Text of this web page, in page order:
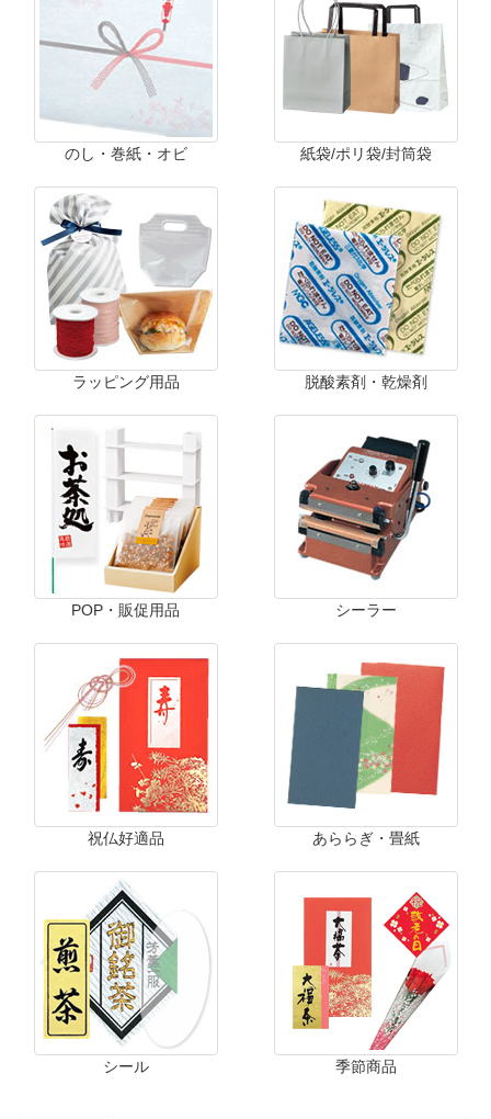
のし・巻紙・オビ 紙袋/ポリ袋/封筒袋
ラッピング用品 脱酸素剤・乾燥剤
POP・販促用品 シーラー
祝仏好適品 あららぎ・畳紙
シール 季節商品